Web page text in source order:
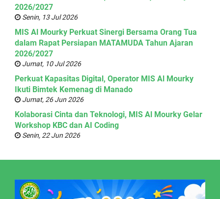
2026/2027
Senin, 13 Jul 2026
MIS Al Mourky Perkuat Sinergi Bersama Orang Tua
dalam Rapat Persiapan MATAMUDA Tahun Ajaran
2026/2027
Jumat, 10 Jul 2026
Perkuat Kapasitas Digital, Operator MIS Al Mourky
Ikuti Bimtek Kemenag di Manado
Jumat, 26 Jun 2026
Kolaborasi Cinta dan Teknologi, MIS Al Mourky Gelar
Workshop KBC dan AI Coding
Senin, 22 Jun 2026